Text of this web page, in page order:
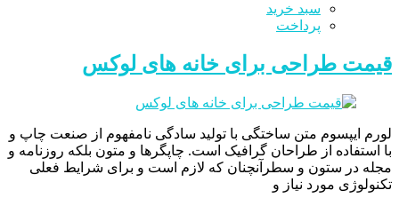
سبد خرید
پرداخت
قیمت طراحی برای خانه های لوکس
لورم ايپسوم متن ساختگی با توليد سادگی نامفهوم از صنعت چاپ و
با استفاده از طراحان گرافيک است. چاپگرها و متون بلکه روزنامه و
مجله در ستون و سطرآنچنان که لازم است و برای شرايط فعلی
تکنولوژی مورد نياز و